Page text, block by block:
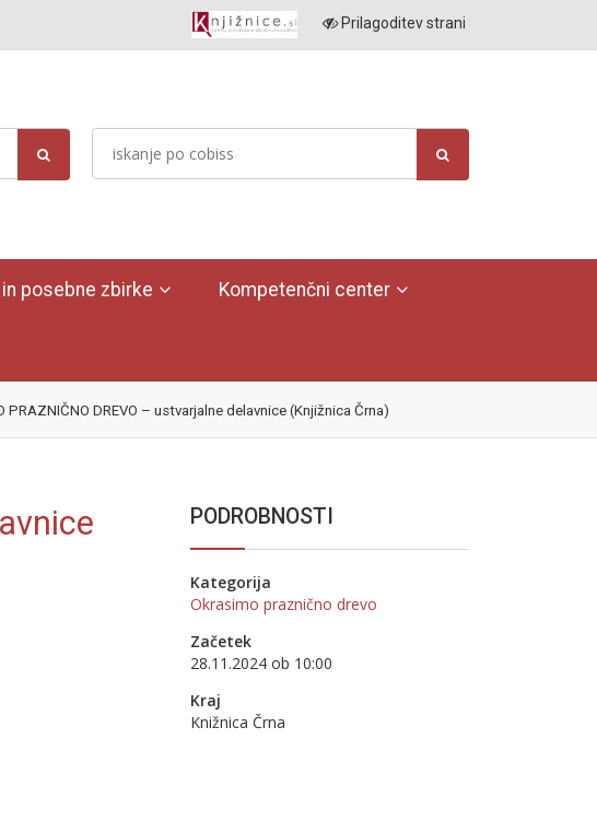
Prilagoditev strani
posebne zbirke Kompetenčni center
PRAZNIČNO DREVO – ustvarjalne delavnice (Knjižnica Črna)
PODROBNOSTI
Kategorija
Okrasimo praznično drevo
Začetek
28.11.2024 ob 10:00
Kraj
Knižnica Črna